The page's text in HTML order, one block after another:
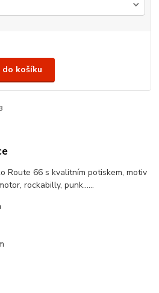
košíku
Route 66 s kvalitním potiskem, motiv
rockabilly, punk......